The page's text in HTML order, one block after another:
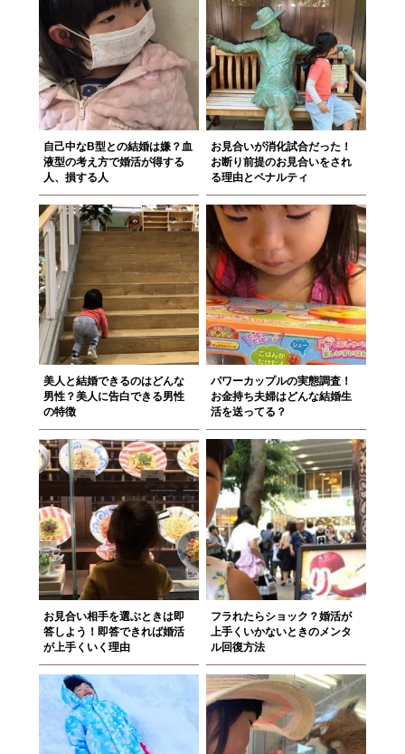
自己中なB型との結婚は嫌？血
液型の考え方で婚活が得する
人、損する人
お見合いが消化試合だった！
お断り前提のお見合いをされ
る理由とペナルティ
美人と結婚できるのはどんな
男性？美人に告白できる男性
の特徴
パワーカップルの実態調査！
お金持ち夫婦はどんな結婚生
活を送ってる？
お見合い相手を選ぶときは即
答しよう！即答できれば婚活
が上手くいく理由
フラれたらショック？婚活が
上手くいかないときのメンタ
ル回復方法